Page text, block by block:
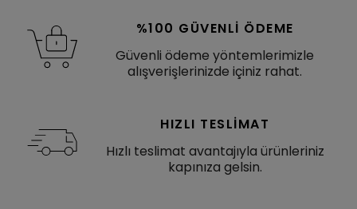
%100 GÜVENLI ÖDEME
Güvenli ödeme yöntemlerimizle
alışverişlerinizde içiniz rahat.
HIZLI TESLIMAT
Hızlı teslimat avantajıyla ürünleriniz
kapınıza gelsin.